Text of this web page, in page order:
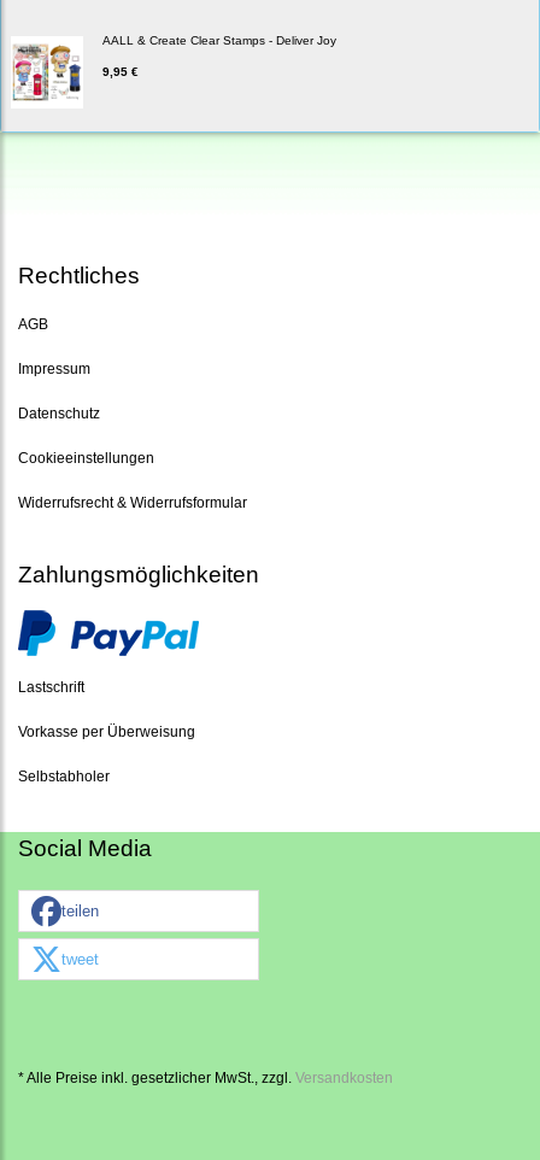
AALL & Create Clear Stamps - Deliver Joy
9,95 €
Rechtliches
AGB
Impressum
Datenschutz
Cookieeinstellungen
Widerrufsrecht & Widerrufsformular
Zahlungsmöglichkeiten
Lastschrift
Vorkasse per Überweisung
Selbstabholer
Social Media
teilen
tweet
* Alle Preise inkl. gesetzlicher MwSt., zzgl. Versandkosten